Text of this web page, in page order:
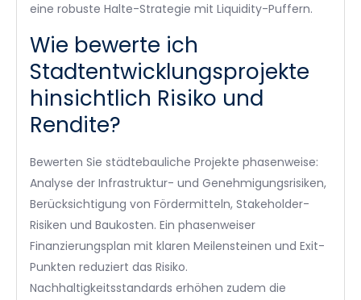
eine robuste Halte-Strategie mit Liquidity-Puffern.
Wie bewerte ich
Stadtentwicklungsprojekte
hinsichtlich Risiko und
Rendite?
Bewerten Sie städtebauliche Projekte phasenweise:
Analyse der Infrastruktur- und Genehmigungsrisiken,
Berücksichtigung von Fördermitteln, Stakeholder-
Risiken und Baukosten. Ein phasenweiser
Finanzierungsplan mit klaren Meilensteinen und Exit-
Punkten reduziert das Risiko.
Nachhaltigkeitsstandards erhöhen zudem die